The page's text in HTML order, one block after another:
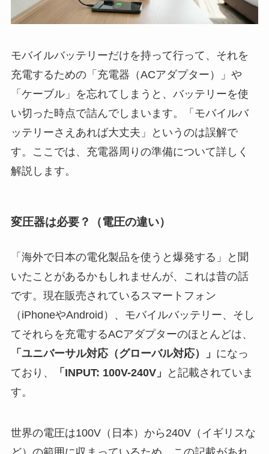
モバイルバッテリーだけを持って行って、それを
充電するための「充電器（ACアダプター）」や
「ケーブル」を忘れてしまうと、バッテリーを使
い切った時点で詰んでしまいます。「モバイルバ
ッテリーさえあれば大丈夫」というのは誤解で
す。ここでは、充電器周りの準備について詳しく
解説します。
変圧器は必要？（電圧の違い）
「海外で日本の電化製品を使うと爆発する」と聞
いたことがあるかもしれませんが、これは昔の話
です。現在販売されているスマートフォン
（iPhoneやAndroid）、モバイルバッテリー、そし
てそれらを充電するACアダプターのほとんどは、
「ユニバーサル対応（グローバル対応）」 になっ
ており、
「INPUT: 100V-240V」
と記載されていま
す。
世界の電圧は100V（日本）から240V（イギリスな